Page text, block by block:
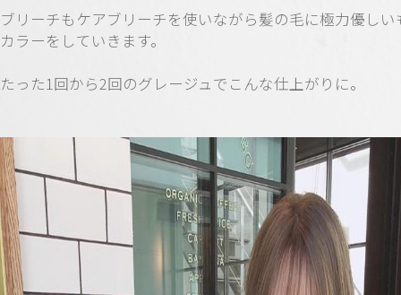
ブリーチもケアブリーチを使いながら髪の毛に極力優しい
カラーをしていきます。
たった1回から2回のグレージュでこんな仕上がりに。